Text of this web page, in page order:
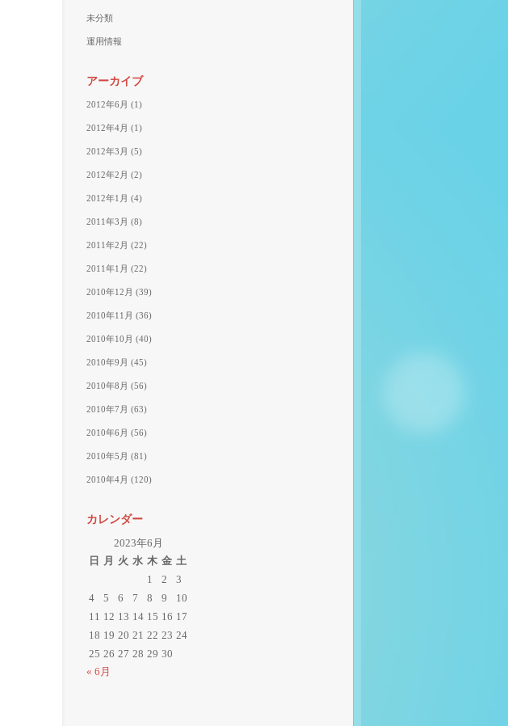
未分類
運用情報
アーカイブ
2012年6月 (1)
2012年4月 (1)
2012年3月 (5)
2012年2月 (2)
2012年1月 (4)
2011年3月 (8)
2011年2月 (22)
2011年1月 (22)
2010年12月 (39)
2010年11月 (36)
2010年10月 (40)
2010年9月 (45)
2010年8月 (56)
2010年7月 (63)
2010年6月 (56)
2010年5月 (81)
2010年4月 (120)
カレンダー
2023年6月
日
月 火 水 木 金 土
1
2
3
4
5 6 7 8 9
10
11 12 13 14 15 16 17
18 19 20 21 22 23 24
25 26 27 28 29 30
« 6月